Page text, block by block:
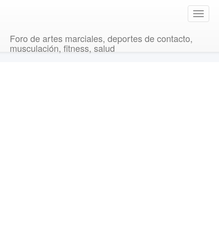
T
o
Foro de artes marciales, deportes de contacto,
musculación, fitness, salud